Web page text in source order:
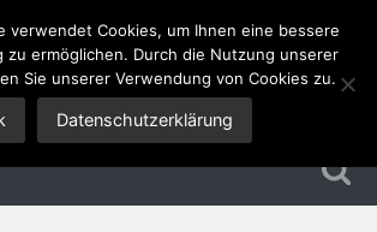
Jobs
verwendet Cookies, um Ihnen eine bessere
zu ermöglichen. Durch die Nutzung unserer
Sie unserer Verwendung von Cookies zu.
Datenschutzerklärung